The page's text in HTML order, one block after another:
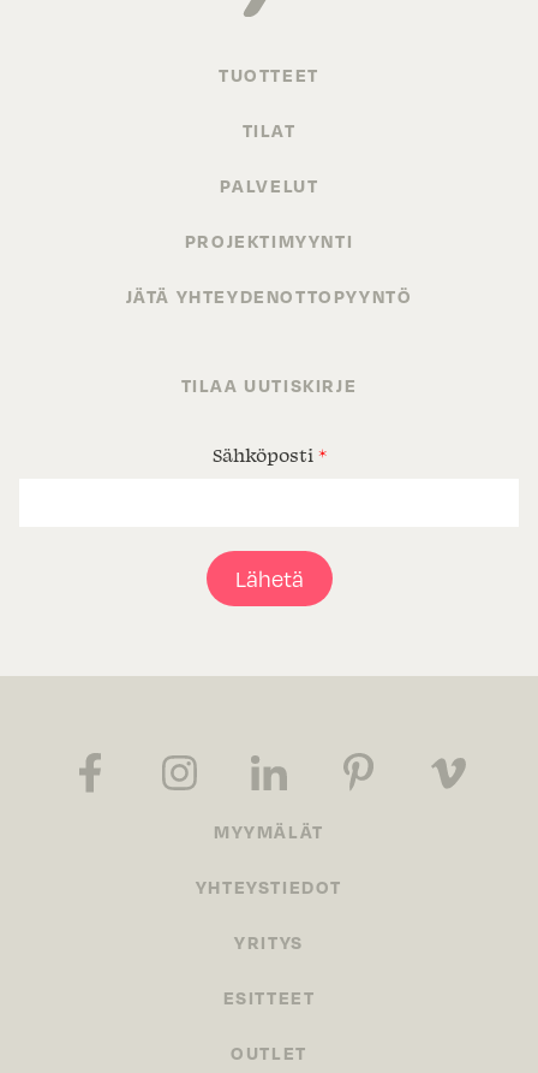
TUOTTEET
TILAT
PALVELUT
PROJEKTIMYYNTI
JÄTÄ YHTEYDENOTTOPYYNTÖ
TILAA UUTISKIRJE
Sähköposti *
Lähetä
MYYMÄLÄT
YHTEYSTIEDOT
YRITYS
ESITTEET
OUTLET